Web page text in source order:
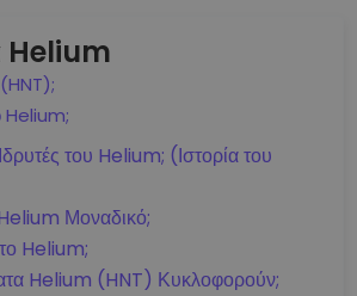
Helium
(HNT);
Helium;
του Helium; (Ιστορία του
Μοναδικό;
Helium;
Helium (HNT) Κυκλοφορούν;